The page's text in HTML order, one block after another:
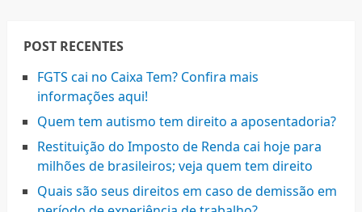
POST RECENTES
FGTS cai no Caixa Tem? Confira mais
informações aqui!
Quem tem autismo tem direito a aposentadoria?
Restituição do Imposto de Renda cai hoje para
milhões de brasileiros; veja quem tem direito
Quais são seus direitos em caso de demissão em